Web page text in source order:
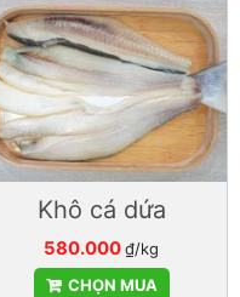
Khô cá dứa
580.000₫/kg
CHỌN MUA